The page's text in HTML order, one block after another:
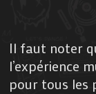
Il faut noter
l’expérience
pour tous les